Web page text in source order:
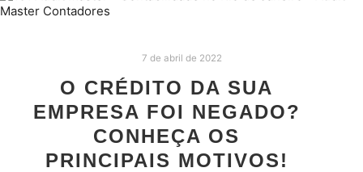
7 de abril de 2022
O CRÉDITO DA SUA
EMPRESA FOI NEGADO?
CONHEÇA OS
PRINCIPAIS MOTIVOS!